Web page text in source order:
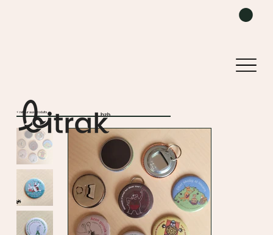
< retour aux produits